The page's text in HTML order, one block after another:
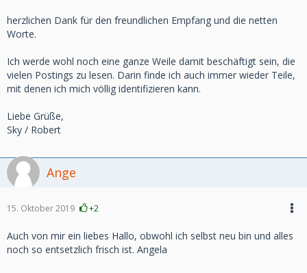
herzlichen Dank für den freundlichen Empfang und die netten
Worte.
Ich werde wohl noch eine ganze Weile damit beschäftigt sein, die
vielen Postings zu lesen. Darin finde ich auch immer wieder Teile,
mit denen ich mich völlig identifizieren kann.
Liebe Grüße,
Sky / Robert
Ange
15. Oktober 2019 +2
Auch von mir ein liebes Hallo, obwohl ich selbst neu bin und alles
noch so entsetzlich frisch ist. Angela